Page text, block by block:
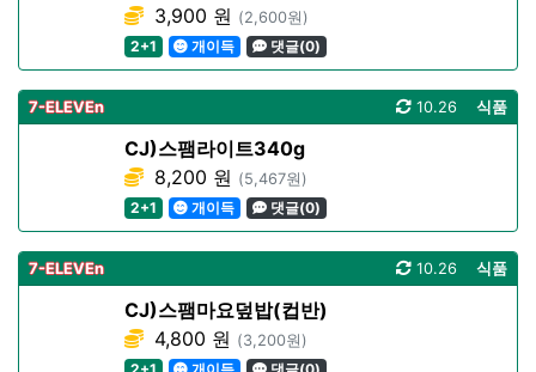
3,900 원 (2,600원)
2+1
개이득 댓글(0)
7-ELEVEn 식품
10.26
CJ)스팸라이트340g
8,200 원 (5,467원)
2+1
개이득 댓글(0)
7-ELEVEn 식품
10.26
CJ)스팸마요덮밥(컵반)
4,800 원 (3,200원)